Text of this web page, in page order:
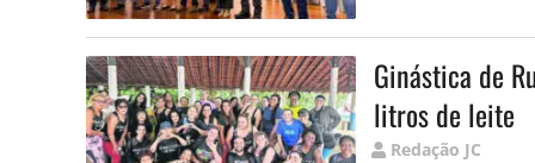
Ginástica de
litros de leite
Publicado
Redação JC